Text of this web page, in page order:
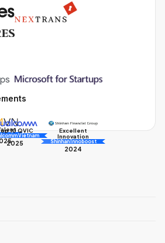
Excellent
Innovation
Shinhan Innoboost
2024
10 QVIC
Vietnam
2025